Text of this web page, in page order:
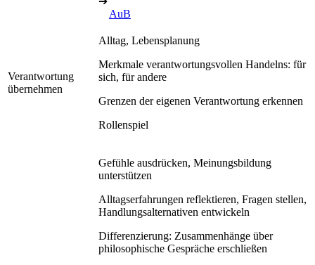
AuB
Verantwortung
übernehmen
Alltag, Lebensplanung
Merkmale verantwortungsvollen Handelns: für
sich, für andere
Grenzen der eigenen Verantwortung erkennen
Rollenspiel
Gefühle ausdrücken, Meinungsbildung
unterstützen
Alltagserfahrungen reflektieren, Fragen stellen,
Handlungsalternativen entwickeln
Differenzierung: Zusammenhänge über
philosophische Gespräche erschließen